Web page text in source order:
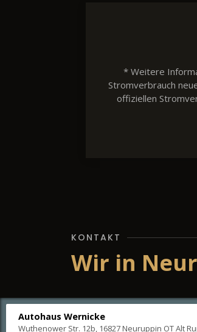
* Weitere
Stromverbrauch
offiziellen
KONTAKT
Wir in
Autohaus Wernicke
Wuthenower Str. 12b, 16827 Neuruppin OT Alt